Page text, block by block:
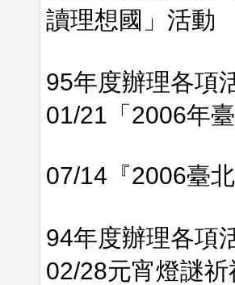
讀理想國」活動
95年度辦理各項
01/21「2006年
07/14『2006臺
94年度辦理各項
02/28元宵燈謎祈